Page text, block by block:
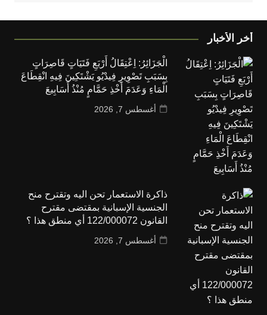
أخر الأخبار
الْجَزَائِرُ: اِعْتِقَالُ أَرْبَعِ فَتَيَاتٍ قَاصِرَاتٍ
بِسَبَبِ تَصْوِيرِ فِيدْيُو يَشْتَكِينَ فِيهِ انْقِطَاعَ
الْمَاءِ وَعَدَمَ أَخْذِ حَمَّامٍ مُنْذُ أَسَابِيعَ
أغسطس 7, 2026
ذاكرة الاستعمار تحن اليه وتقترح منح
الجنسية الإسبانية بمقتضى مقترح
القانون 122/000072 أي منطق هذا ؟
أغسطس 7, 2026